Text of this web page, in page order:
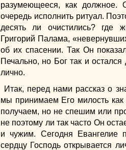
разумеющееся, как должное.
очередь исполнить ритуал.
десять ли очистились? где
Григорий Палама,
об их спасении. Так Он
Печально, но Бог так и
лично.
Итак, перед нами рассказ о
мы принимаем Его милость
получаем, но не спешим или
не поэтому ли так часто Он
и чужим. Сегодня Евангелие
сердцу Господь открывается